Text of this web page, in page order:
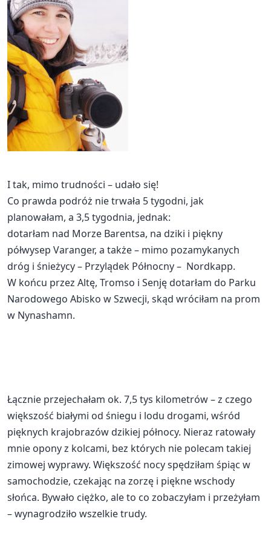
I tak, mimo trudności – udało się!
Co prawda podróż nie trwała 5 tygodni, jak
planowałam, a 3,5 tygodnia, jednak:
dotarłam nad Morze Barentsa, na dziki i piękny
półwysep Varanger, a także – mimo pozamykanych
dróg i śnieżycy – Przylądek Północny – Nordkapp.
W końcu przez Altę, Tromso i Senję dotarłam do Parku
Narodowego Abisko w Szwecji, skąd wróciłam na prom
w Nynashamn.
Łącznie przejechałam ok. 7,5 tys kilometrów – z czego
większość białymi od śniegu i lodu drogami, wśród
pięknych krajobrazów dzikiej północy. Nieraz ratowały
mnie opony z kolcami, bez których nie polecam takiej
zimowej wyprawy. Większość nocy spędziłam śpiąc w
samochodzie, czekając na zorzę i piękne wschody
słońca. Bywało ciężko, ale to co zobaczyłam i przeżyłam
– wynagrodziło wszelkie trudy.